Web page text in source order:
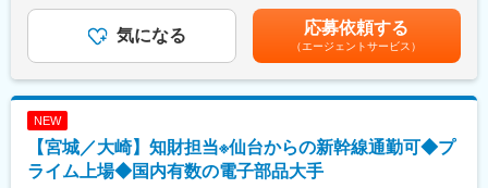
■当社について
楽天グループ100％出資の企業として2023年に設立されました。
提供しており、楽天グループが培ってきたノウハウと全国規模の
変更の範囲：会社の定める業務
■入社後の流れ：
これまでのご経験に合わせた業務をお任せいたします。
ご経験の少ない方には最初のうちは保守側から業務を進めていく
得意分野に特化したスペシャリスト・幅広い領域をカバーするフ
ルスタックエンジニア・プロジェクトマネージャーなどを目指さ
3,000円/月) ※過去実績■賞与：年2回(計3~5ヶ月分)※過去実績賃金
はあくまでも目安の金額であり、選考を通じて上下する可能性が
あります。月給(月額)は固定手当を含めた表記です。
気になる 応募依頼する
（エージェントサービス）
NEW
【宮城／大崎】知財担当※仙台からの新幹線通勤可◆プ
ライム上場◆国内有数の電子部品大手